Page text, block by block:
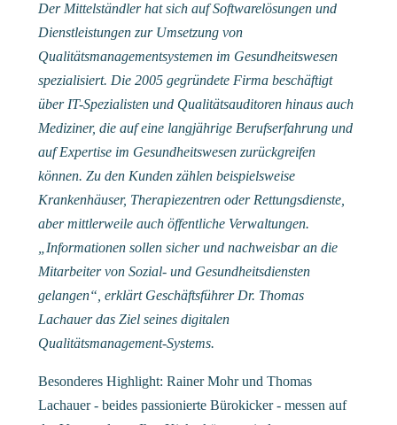
Der Mittelständler hat sich auf Softwarelösungen und
Dienstleistungen zur Umsetzung von
Qualitätsmanagementsystemen im Gesundheitswesen
spezialisiert. Die 2005 gegründete Firma beschäftigt
über IT-Spezialisten und Qualitätsauditoren hinaus auch
Mediziner, die auf eine langjährige Berufserfahrung und
auf Expertise im Gesundheitswesen zurückgreifen
können. Zu den Kunden zählen beispielsweise
Krankenhäuser, Therapiezentren oder Rettungsdienste,
aber mittlerweile auch öffentliche Verwaltungen.
„Informationen sollen sicher und nachweisbar an die
Mitarbeiter von Sozial- und Gesundheitsdiensten
gelangen“, erklärt Geschäftsführer Dr. Thomas
Lachauer das Ziel seines digitalen
Qualitätsmanagement-Systems.
Besonderes Highlight: Rainer Mohr und Thomas
Lachauer - beides passionierte Bürokicker - messen auf